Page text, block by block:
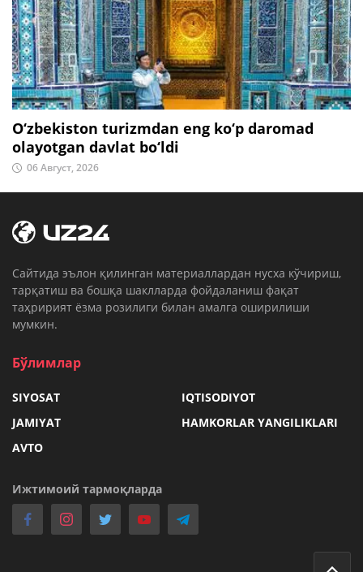
O‘zbekiston turizmdan eng ko‘p daromad
olayotgan davlat bo‘ldi
06 Август, 2026
Cайтида эълон қилинган материаллардан нусха кўчириш,
тарқатиш ва бошқа шаклларда фойдаланиш фақат
таҳририят ёзма розилиги билан амалга оширилиши
мумкин.
Бўлимлар
SIYOSAT
IQTISODIYOT
JAMIYAT
HAMKORLAR YANGILIKLARI
AVTO
Ижтимоий тармоқларда